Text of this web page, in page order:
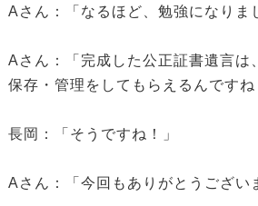
Aさん：「なるほど、勉強になりま
Aさん：「完成した公正証書遺言は
保存・管理をしてもらえるんですね
長岡：「そうですね！」
Aさん：「今回もありがとうござい